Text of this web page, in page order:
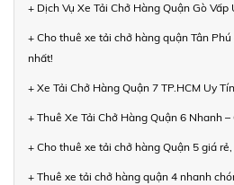
+ Dịch Vụ Xe Tải Chở Hàng Quận Gò
+ Cho thuê xe tải chở hàng quận Tân
nhất!
+ Xe Tải Chở Hàng Quận 7 TP.HCM Uy
+ Thuê Xe Tải Chở Hàng Quận 6 Nhanh –
+ Cho thuê xe tải chở hàng Quận 5 giá
+ Thuê xe tải chở hàng quận 4 nhanh